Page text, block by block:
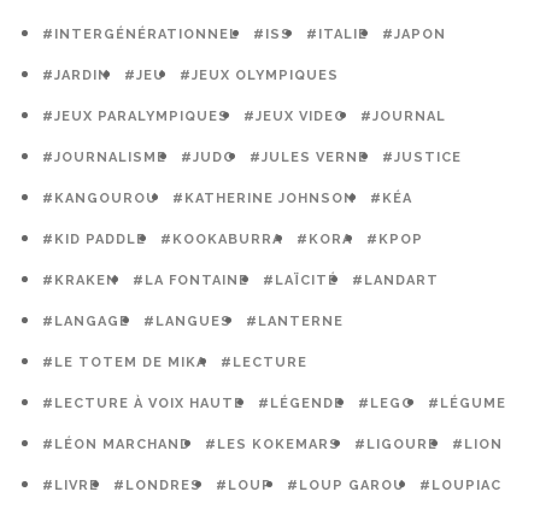
#INTERGÉNÉRATIONNEL #ISS #ITALIE #JAPON
#JARDIN #JEU #JEUX OLYMPIQUES
#JEUX PARALYMPIQUES #JEUX VIDEO #JOURNAL
#JOURNALISME #JUDO #JULES VERNE #JUSTICE
#KANGOUROU #KATHERINE JOHNSON #KÉA
#KID PADDLE #KOOKABURRA #KORA #KPOP
#KRAKEN #LA FONTAINE #LAÏCITÉ #LANDART
#LANGAGE #LANGUES #LANTERNE
#LE TOTEM DE MIKA #LECTURE
#LECTURE À VOIX HAUTE #LÉGENDE #LEGO #LÉGUME
#LÉON MARCHAND #LES KOKEMARS #LIGOURE #LION
#LIVRE #LONDRES #LOUP #LOUP GAROU #LOUPIAC